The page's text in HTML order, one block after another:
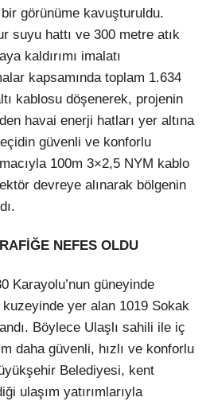
Youtube
görünüme kavuşturuldu.
suyu hattı ve 300 metre atık
kaldırımı imalatı
kapsamında toplam 1.634
kablosu döşenerek, projenin
havai enerji hatları yer altına
güvenli ve konforlu
100m 3×2,5 NYM kablo
devreye alınarak bölgenin
NEFES OLDU
Karayolu’nun güneyinde
yer alan 1019 Sokak
Böylece Ulaşlı sahili ile iç
daha güvenli, hızlı ve konforlu
Belediyesi, kent
ulaşım yatırımlarıyla